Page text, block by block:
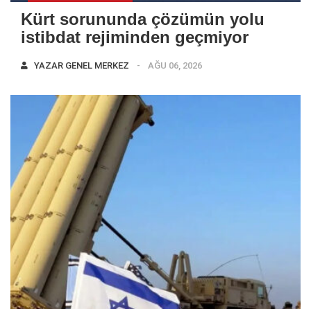
Kürt sorununda çözümün yolu
istibdat rejiminden geçmiyor
YAZAR GENEL MERKEZ AĞU 06, 2026